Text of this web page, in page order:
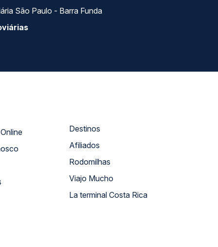
São Paulo - Barra Funda
Atendimento Online
Destinos
Afiliados
Rodomilhas
Viajo Mucho
La terminal Costa Rica